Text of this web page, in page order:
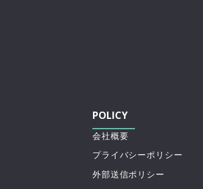
POLICY
会社概要
プライバシーポリシー
外部送信ポリシー